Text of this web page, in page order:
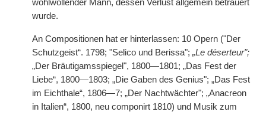
wohlwollender Mann, dessen Verlust allgemein betrauert
wurde.
An Compositionen hat er hinterlassen: 10 Opern ("Der
Schutzgeist“. 1798; "Selico und Berissa"; „Le déserteur";
„Der Bräutigamsspiegel", 1800—1801; „Das Fest der
Liebe“, 1800—1803; „Die Gaben des Genius"; „Das Fest
im Eichthale“, 1806—7; „Der Nachtwächter"; „Anacreon
in Italien“, 1800, neu componirt 1810) und Musik zum